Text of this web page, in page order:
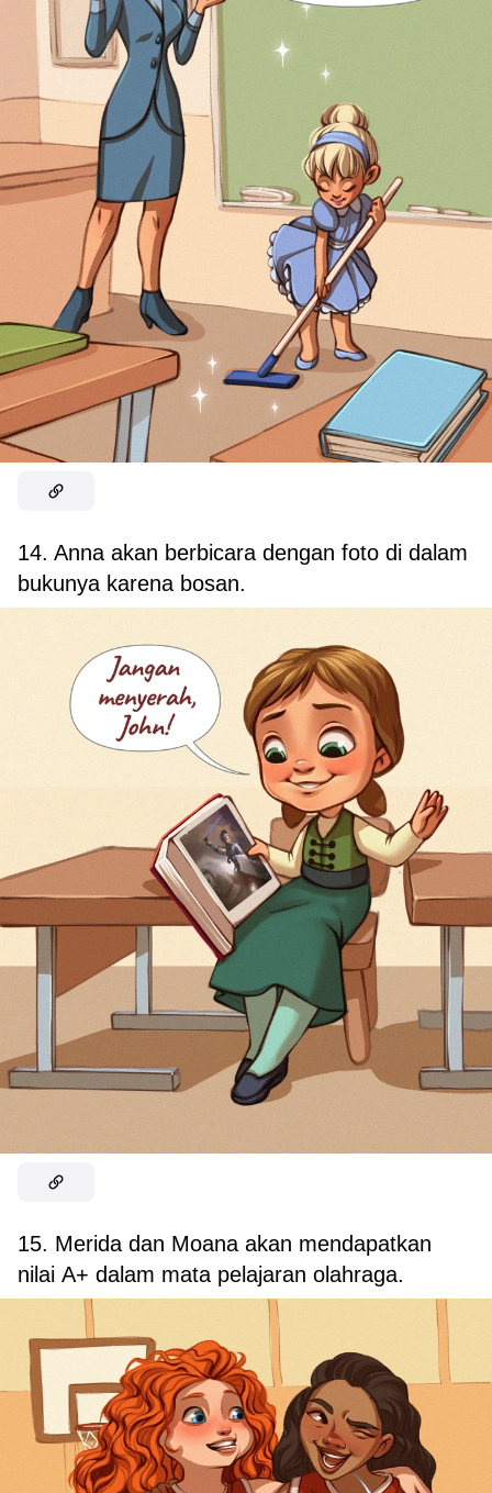
14. Anna akan berbicara dengan foto di dalam
bukunya karena bosan.
15. Merida dan Moana akan mendapatkan
nilai A+ dalam mata pelajaran olahraga.